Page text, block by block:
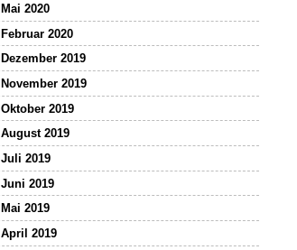
Mai 2020
Februar 2020
Dezember 2019
November 2019
Oktober 2019
August 2019
Juli 2019
Juni 2019
Mai 2019
April 2019